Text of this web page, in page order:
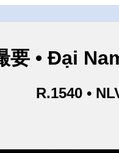
要 • Đại
R.1540 •